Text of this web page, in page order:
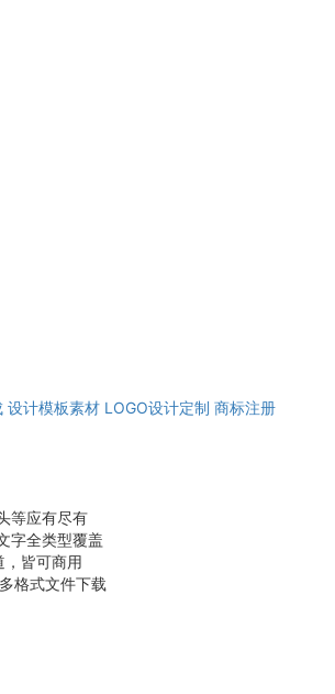
设计模板素材 LOGO设计定制 商标注册
等应有尽有
字全类型覆盖
皆可商用
格式文件下载